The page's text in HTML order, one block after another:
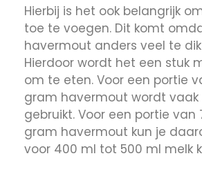
Hierbij is het ook belangrijk
toe te voegen. Dit komt
havermout anders veel te
Hierdoor wordt het een stuk
om te eten. Voor een portie
gram havermout wordt vaak
gebruikt. Voor een portie van
gram havermout kun je
voor 400 ml tot 500 ml melk